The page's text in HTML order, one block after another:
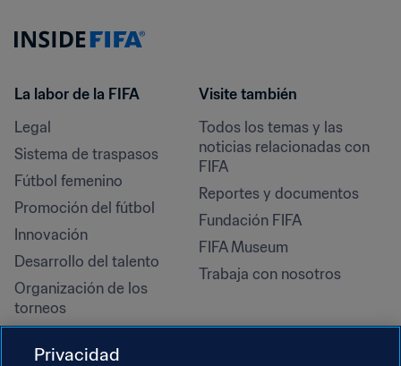
La labor de la FIFA
Legal
Sistema de traspasos
Fútbol femenino
Promoción del fútbol
Innovación
Desarrollo del talento
Organización de los
torneos
Derechos humanos y lucha
Visite también
Todos los temas y las
noticias relacionadas con
FIFA
Reportes y documentos
Fundación FIFA
FIFA Museum
Trabaja con nosotros
Privacidad